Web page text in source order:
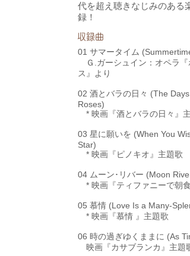
代を超え聴きなじみのある
録！
​収録曲
01 サマータイム
Ｇ.ガーシュイン：オペラ『
ス』より
02 酒とバラの日々 (The Days
Roses)
* 映画『酒とバラの日々』主
03 星に願いを (When You
Star)
* 映画『ピノキオ』主題歌
04 ムーン･リバー (Moon River)
* 映画『ティファニーで朝食
05 慕情 (Love Is a Many-
* 映画『慕情 』主題歌
06 時の過ぎゆくままに (As
映画『カサブランカ』主題歌